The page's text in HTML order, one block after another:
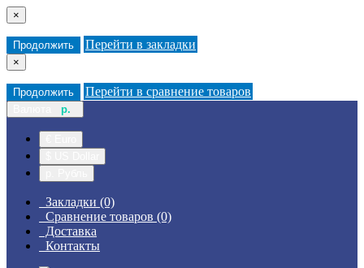
×
Продолжить Перейти в закладки
×
Продолжить Перейти в сравнение товаров
р.
Закладки (0)
Сравнение товаров (0)
Доставка
Контакты